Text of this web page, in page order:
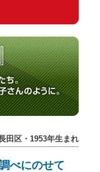
田区・1953年生まれ
べにのせて